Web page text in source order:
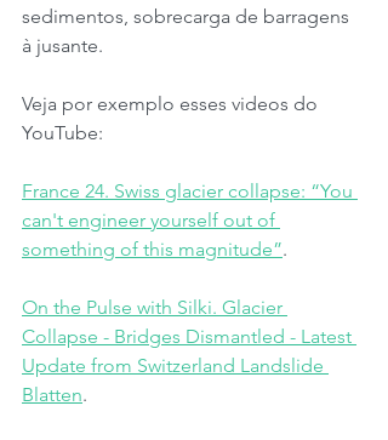
sedimentos, sobrecarga de barragens
à jusante.
Veja por exemplo esses videos do
YouTube:
France 24. Swiss glacier collapse: “You
can't engineer yourself out of
something of this magnitude”.
On the Pulse with Silki. Glacier
Collapse - Bridges Dismantled - Latest
Update from Switzerland Landslide
Blatten.